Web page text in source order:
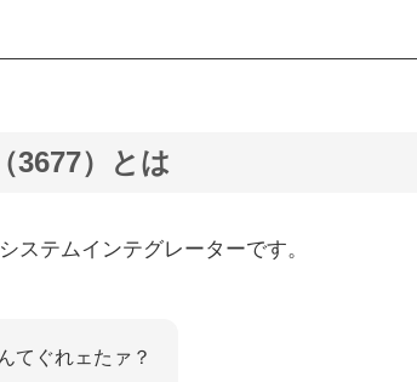
3677）とは
ステムインテグレーターです。
てぐれェたァ？